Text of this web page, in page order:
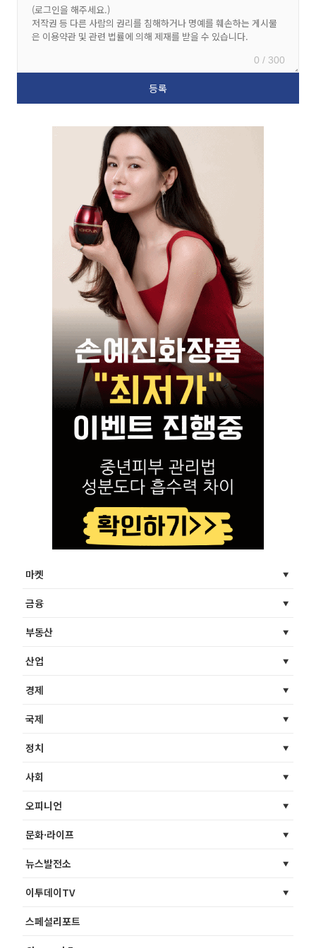
0 / 300
마켓
금융
부동산
산업
경제
국제
정치
사회
오피니언
문화·라이프
뉴스발전소
이투데이TV
스페셜리포트